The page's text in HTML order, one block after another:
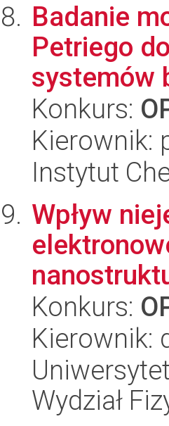
Badanie
Petriego
systemów
Konkurs:
Kierownik:
Instytut
Wpływ
Konkurs:
Kierownik:
Wydział